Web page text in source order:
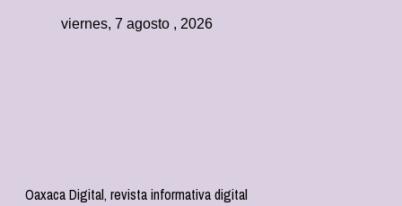
viernes, 7 agosto , 2026
Oaxaca Digital, revista informativa digital